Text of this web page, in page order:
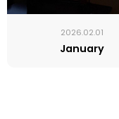
2026.02.01
January